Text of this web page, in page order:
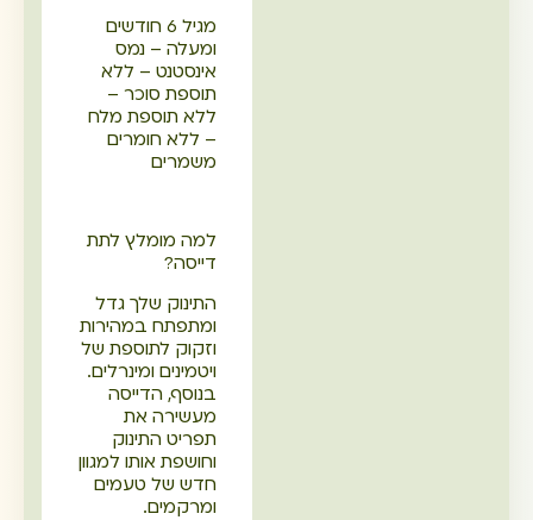
מגיל 6 חודשים
ומעלה – נמס
אינסטנט – ללא
תוספת סוכר –
ללא תוספת מלח
– ללא חומרים
משמרים
למה מומלץ לתת
דייסה?
התינוק שלך גדל
ומתפתח במהירות
וזקוק לתוספת של
ויטמינים ומינרלים.
בנוסף, הדייסה
מעשירה את
תפריט התינוק
וחושפת אותו למגוון
חדש של טעמים
ומרקמים.